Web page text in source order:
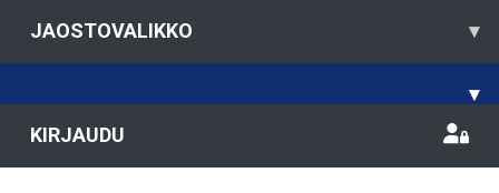
JAOSTOVALIKKO ▾
▾
KIRJAUDU